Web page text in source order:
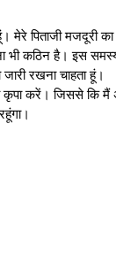
मेरे पिताजी मजदूरी
भी कठिन है। इस
रखना चाहता हूं।
करें। जिससे कि